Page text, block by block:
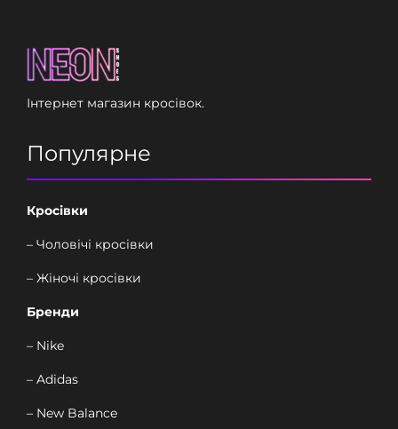
Інтернет магазин кросівок.
Популярне
Кросівки
– Чоловічі кросівки
– Жіночі кросівки
Бренди
– Nike
– Adidas
– New Balance